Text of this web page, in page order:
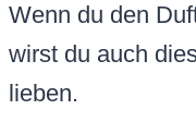
Wenn du den
wirst du auch
lieben.